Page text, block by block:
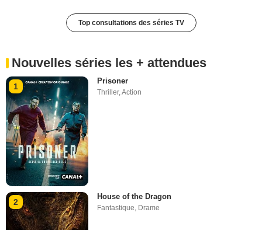
Top consultations des séries TV
Nouvelles séries les + attendues
1
Prisoner
Thriller,Action
2
House of the Dragon
Fantastique, Drame